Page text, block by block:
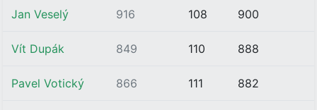
Jan Veselý 916 108 900
Vít Dupák 849 110 888
Pavel Votický 866 111 882